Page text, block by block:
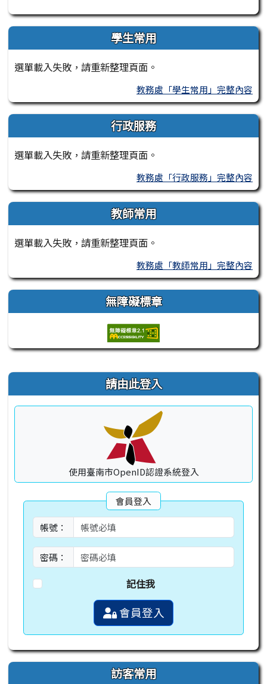
學生常用
選單載入失敗，請重新整理頁面。
教務處「學生常用」完整內容
行政服務
選單載入失敗，請重新整理頁面。
教務處「行政服務」完整內容
教師常用
選單載入失敗，請重新整理頁面。
教務處「教師常用」完整內容
無障礙標章
右邊區域內容 請由此登入
使用臺南市OpenID認證系統登入
會員登入
帳號：
密碼：
記住我
會員登入
訪客常用